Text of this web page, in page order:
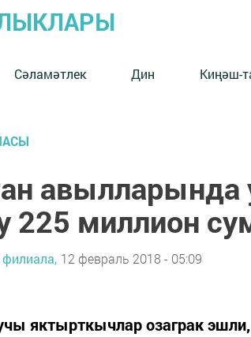
Сәламәтлек Дин Киңәш-
225 миллион
12 февраль 2018 - 05:09
яктырткычлар озаграк